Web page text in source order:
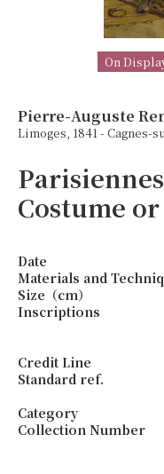
On
Pierre-Auguste
Limoges, 1841 - Cagnes-
Costume
Date
Materials and
Size（cm）
Inscriptions
Credit Line
Standard ref.
Category
Collection Number